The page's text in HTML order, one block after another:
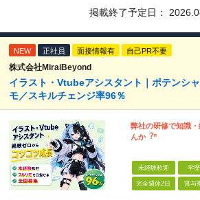
掲載終了予定日：
NEW 正社員 面接情報有 自己PR不要
株式会社MiraiBeyond
イラスト・Vtubeアシスタント｜ポテンシ
モ／スキルチェンジ率96％
弊社の研修で知識
んか︖”
未経験歓迎 学
完全週休2日 賞与